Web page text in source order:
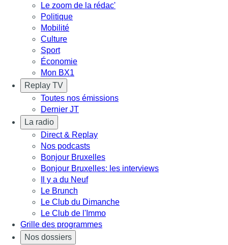
Le zoom de la rédac'
Politique
Mobilité
Culture
Sport
Économie
Mon BX1
Replay TV
Toutes nos émissions
Dernier JT
La radio
Direct & Replay
Nos podcasts
Bonjour Bruxelles
Bonjour Bruxelles: les interviews
Il y a du Neuf
Le Brunch
Le Club du Dimanche
Le Club de l'Immo
Grille des programmes
Nos dossiers